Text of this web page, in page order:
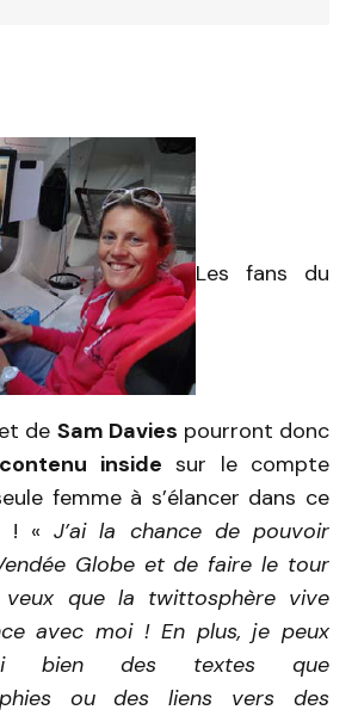
Les fans du
de Sam Davies pourront donc
contenu inside sur le compte
femme à s’élancer dans ce
! « J’ai la chance de pouvoir
Globe et de faire le tour
que la twittosphère vive
avec moi ! En plus, je peux
bien des textes que
ou des liens vers des